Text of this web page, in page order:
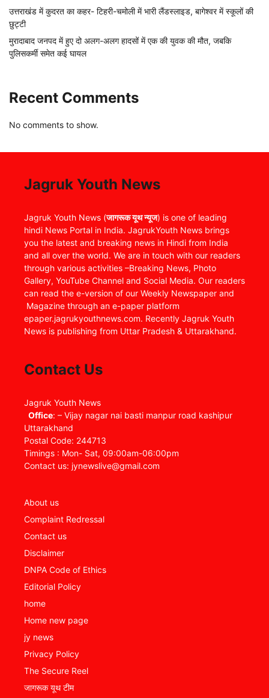
उत्तराखंड में कुदरत का कहर- टिहरी-चमोली में भारी लैंडस्लाइड, बागेश्वर में स्कूलों की
छुट्टी
मुरादाबाद जनपद में हुए दो अलग-अलग हादसों में एक की युवक की मौत, जबकि
पुलिसकर्मी समेत कई घायल
Recent Comments
No comments to show.
Jagruk Youth News
Jagruk Youth News (जागरूक यूथ न्यूज) is one of leading
hindi News Portal in India. JagrukYouth News brings
you the latest and breaking news in Hindi from India
and all over the world. We are in touch with our readers
through various activities –Breaking News, Photo
Gallery, YouTube Channel and Social Media. Our readers
can read the e-version of our Weekly Newspaper and
Magazine through an e-paper platform
epaper.jagrukyouthnews.com. Recently Jagruk Youth
News is publishing from Uttar Pradesh & Uttarakhand.
Contact Us
Jagruk Youth News
Office: – Vijay nagar nai basti manpur road kashipur
Uttarakhand
Postal Code: 244713
Timings : Mon- Sat, 09:00am-06:00pm
Contact us: jynewslive@gmail.com
About us
Complaint Redressal
Contact us
Disclaimer
DNPA Code of Ethics
Editorial Policy
home
Home new page
jy news
Privacy Policy
The Secure Reel
जागरूक यूथ टीम